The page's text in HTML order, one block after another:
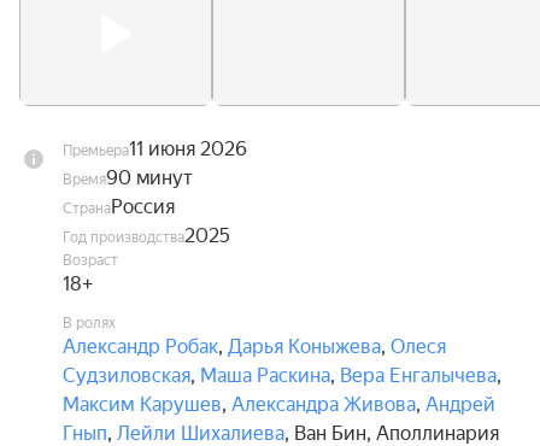
Премьера11 июня 2026
Время90 минут
СтранаРоссия
Год производства2025
Возраст
18+
В ролях
Александр Робак, Дарья Коныжева, Олеся
Судзиловская, Маша Раскина, Вера Енгалычева,
Максим Карушев, Александра Живова, Андрей
Гнып, Лейли Шихалиева, Ван Бин, Аполлинария